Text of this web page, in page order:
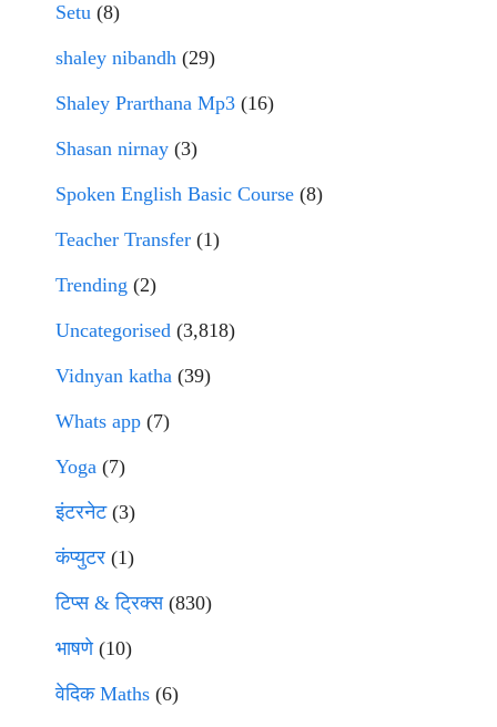
Setu (8)
shaley nibandh (29)
Shaley Prarthana Mp3 (16)
Shasan nirnay (3)
Spoken English Basic Course (8)
Teacher Transfer (1)
Trending (2)
Uncategorised (3,818)
Vidnyan katha (39)
Whats app (7)
Yoga (7)
इंटरनेट(3)
कंप्युटर (1)
टिप्स & ट्रिक्स(830)
भाषणे(10)
वेदिक Maths (6)